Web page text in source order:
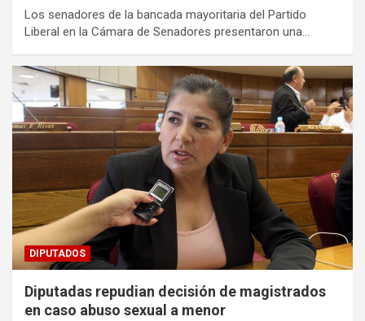
Los senadores de la bancada mayoritaria del Partido
Liberal en la Cámara de Senadores presentaron una…
DIPUTADOS
Diputadas repudian decisión de magistrados
en caso abuso sexual a menor